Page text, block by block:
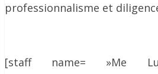
professionnalisme et
[staff name= »Me